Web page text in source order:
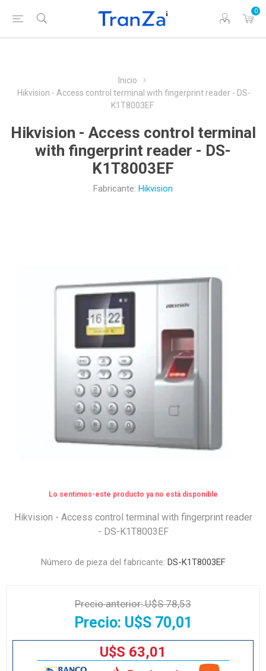
0
Inicio
Hikvision - Access control terminal with fingerprint reader - DS-
K1T8003EF
Hikvision - Access control terminal
with fingerprint reader - DS-
K1T8003EF
Fabricante: Hikvision
Lo sentimos-este producto ya no está disponible
Hikvision - Access control terminal with fingerprint reader
- DS-K1T8003EF
Número de pieza del fabricante: DS-K1T8003EF
Precio anterior:U$S 78,53
Precio: U$S 70,01
U$S 63,01